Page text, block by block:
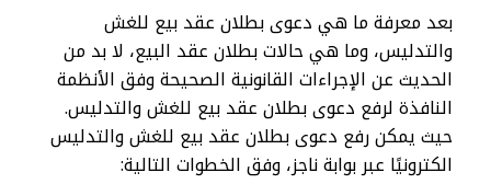
بعد معرفة ما هي دعوى بطلان عقد بيع للغش
والتدليس، وما هي حالات بطلان عقد البيع، لا بد من
الحديث عن الإجراءات القانونية الصحيحة وفق الأنظمة
النافذة لرفع دعوى بطلان عقد بيع للغش والتدليس.
حيث يمكن رفع دعوى بطلان عقد بيع للغش والتدليس
الكترونيًا عبر بوابة ناجز، وفق الخطوات التالية: